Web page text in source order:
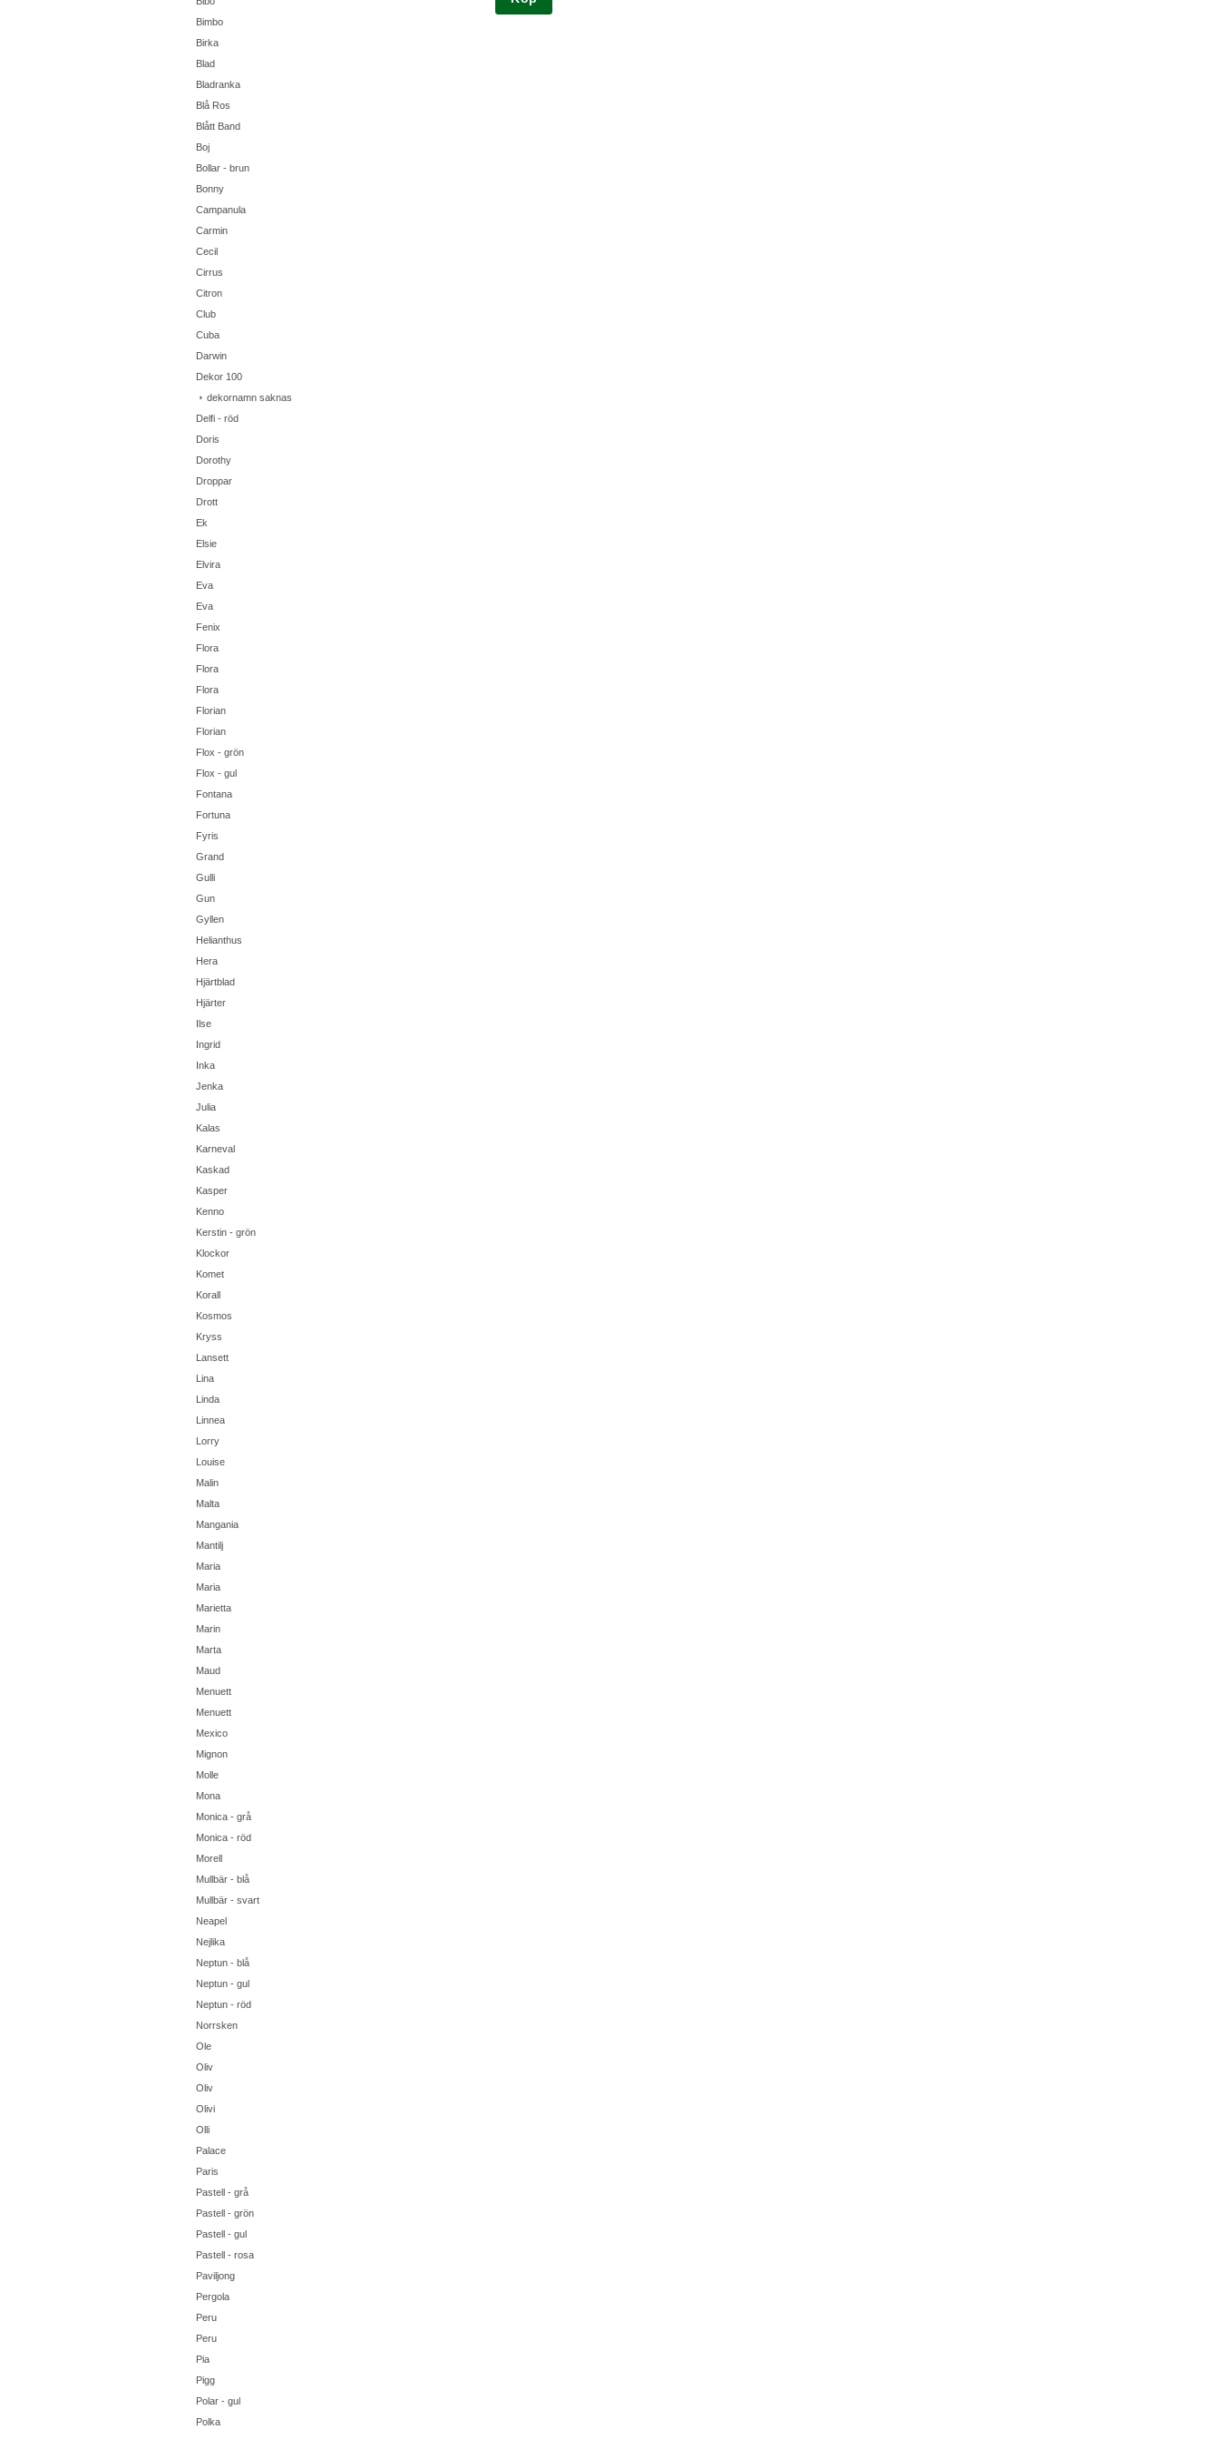
Bimbo
Birka
Blad
Bladranka
Blå Ros
Blått Band
Boj
Bollar - brun
Bonny
Campanula
Carmin
Cecil
Cirrus
Citron
Club
Cuba
Darwin
Dekor 100
dekornamn saknas
Delfi - röd
Doris
Dorothy
Droppar
Drott
Ek
Elsie
Elvira
Eva
Eva
Fenix
Flora
Flora
Flora
Florian
Florian
Flox - grön
Flox - gul
Fontana
Fortuna
Fyris
Grand
Gulli
Gun
Gyllen
Helianthus
Hera
Hjärtblad
Hjärter
Ilse
Ingrid
Inka
Jenka
Julia
Kalas
Karneval
Kaskad
Kasper
Kenno
Kerstin - grön
Klockor
Komet
Korall
Kosmos
Kryss
Lansett
Lina
Linda
Linnea
Lorry
Louise
Malin
Malta
Mangania
Mantilj
Maria
Maria
Marietta
Marin
Marta
Maud
Menuett
Menuett
Mexico
Mignon
Molle
Mona
Monica - grå
Monica - röd
Morell
Mullbär - blå
Mullbär - svart
Neapel
Nejlika
Neptun - blå
Neptun - gul
Neptun - röd
Norrsken
Ole
Oliv
Oliv
Olivi
Olli
Palace
Paris
Pastell - grå
Pastell - grön
Pastell - gul
Pastell - rosa
Paviljong
Pergola
Peru
Peru
Pia
Pigg
Polar - gul
Polka